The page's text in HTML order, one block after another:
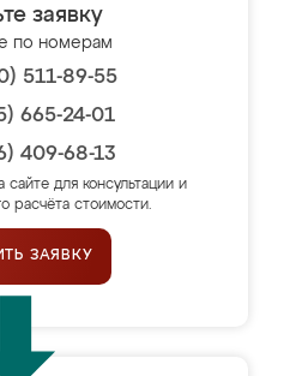
заявку
по номерам
511-89-55
665-24-01
409-68-13
сайте для консультации и
расчёта стоимости.
ЗАЯВКУ